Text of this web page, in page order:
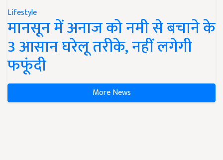
Lifestyle
मानसून में अनाज को नमी से बचाने के
3 आसान घरेलू तरीके, नहीं लगेगी
फफूंदी
More News